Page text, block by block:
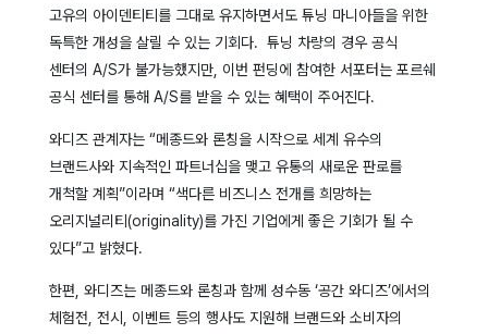
고유의 아이덴티티를 그대로 유지하면서도 튜닝 마니아들을 위한
독특한 개성을 살릴 수 있는 기회다. 튜닝 차량의 경우 공식
센터의 A/S가 불가능했지만, 이번 펀딩에 참여한 서포터는 포르쉐
공식 센터를 통해 A/S를 받을 수 있는 혜택이 주어진다.
와디즈 관계자는 “메종드와 론칭을 시작으로 세계 유수의
브랜드사와 지속적인 파트너십을 맺고 유통의 새로운 판로를
개척할 계획”이라며 “색다른 비즈니스 전개를 희망하는
오리지널리티(originality)를 가진 기업에게 좋은 기회가 될 수
있다”고 밝혔다.
한편, 와디즈는 메종드와 론칭과 함께 성수동 ‘공간 와디즈’에서의
체험전, 전시, 이벤트 등의 행사도 지원해 브랜드와 소비자의